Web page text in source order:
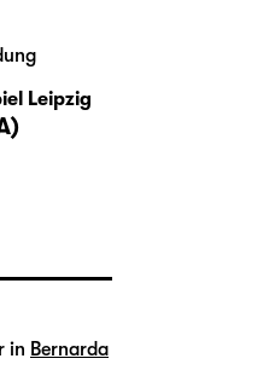
Leipzig
in Bernarda